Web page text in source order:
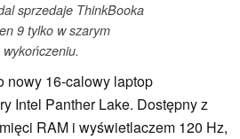
sprzedaje ThinkBooka
9 tylko w szarym
wykończeniu.
nowy 16-calowy laptop
Intel Panther Lake. Dostępny z
RAM i wyświetlaczem 120 Hz,